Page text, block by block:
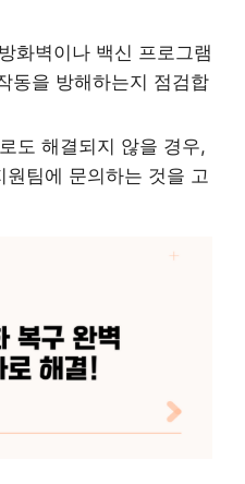
방화벽이나 백신 프로그램
동을 방해하는지 점검합
도 해결되지 않을 경우,
팀에 문의하는 것을 고